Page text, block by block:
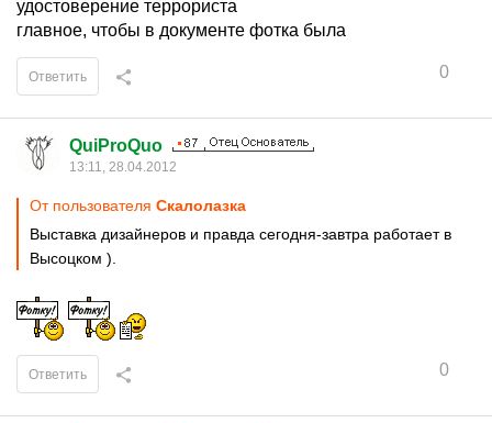
удостоверение террориста
главное, чтобы в документе фотка была
0
Ответить
QuiProQuo
13:11, 28.04.2012
От пользователя Скалолазка
Выставка дизайнеров и правда сегодня-завтра работает в
Высоцком ).
0
Ответить